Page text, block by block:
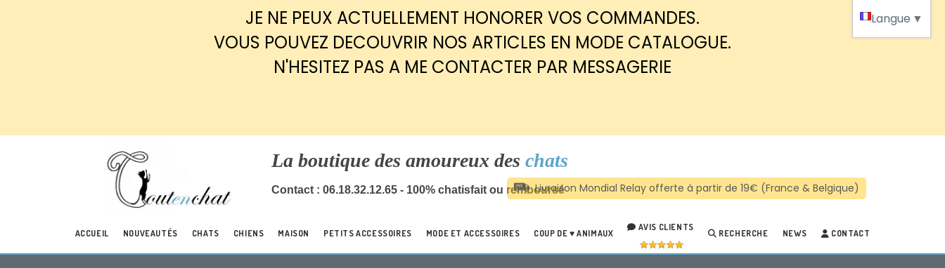
JE NE PEUX ACTUELLEMENT HONORER VOS COMMANDES.
VOUS POUVEZ DECOUVRIR NOS ARTICLES EN MODE CATALOGUE.
N'HESITEZ PAS A ME CONTACTER PAR MESSAGERIE
La boutique des amoureux des chats
Contact : 06.18.32.12.65 - 100% chatisfait ou remboursé
ACCUEIL NOUVEAUTÉS CHATS CHIENS MAISON PETITS ACCESSOIRES MODE ET ACCESSOIRES COUP DE ♥ ANIMAUX
AVIS CLIENTS
RECHERCHE NEWS CONTACT
Langue ▼